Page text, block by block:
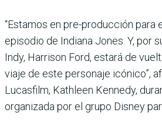
“Estamos en pre-producción para
episodio de Indiana Jones. Y, por
Indy, Harrison Ford, estará de
viaje de este personaje icónico”,
Lucasfilm, Kathleen Kennedy,
organizada por el grupo Disney